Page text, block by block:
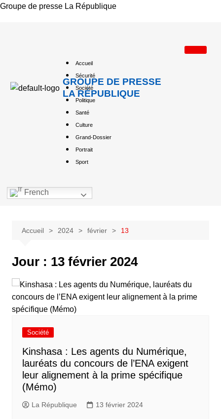
Groupe de presse La République
GROUPE DE PRESSE
LA RÉPUBLIQUE
Accueil
Sécurité
Société
Politique
Santé
Culture
Grand-Dossier
Portrait
Sport
French
Accueil 2024 février 13
Jour : 13 février 2024
Société
Kinshasa : Les agents du Numérique,
lauréats du concours de l’ENA exigent
leur alignement à la prime spécifique
(Mémo)
La République 13 février 2024